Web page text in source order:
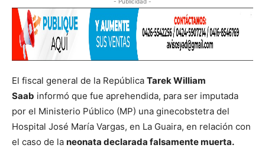
El fiscal general de la República Tarek William
Saab informó que fue aprehendida, para ser imputada
por el Ministerio Público (MP) una ginecobstetra del
Hospital José María Vargas, en La Guaira, en relación con
el caso de la neonata declarada falsamente muerta.